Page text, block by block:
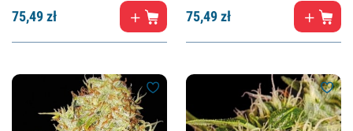
75,49zł 75,49zł